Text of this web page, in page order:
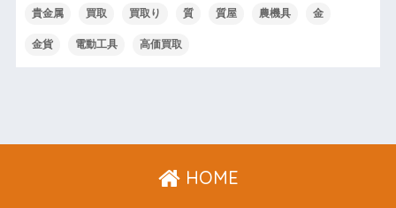
貴金属 買取 買取り 質 質屋 農機具 金
金貨 電動工具 高価買取
HOME